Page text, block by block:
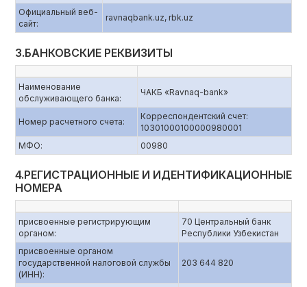
Официальный веб-
сайт:
ravnaqbank.uz, rbk.uz
3.БАНКОВСКИЕ РЕКВИЗИТЫ
Наименование
обслуживающего банка:
ЧАКБ «Ravnaq-bank»
Номер расчетного счета:
Корреспондентский счет:
10301000100000980001
МФО:
00980
4.РЕГИСТРАЦИОННЫЕ И ИДЕНТИФИКАЦИОННЫЕ
НОМЕРА
присвоенные регистрирующим
органом:
70 Центральный банк
Республики Узбекистан
присвоенные органом
государственной налоговой службы
(ИНН):
203 644 820